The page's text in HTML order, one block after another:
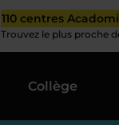
110 centres
Trouvez le plus proche
Collège